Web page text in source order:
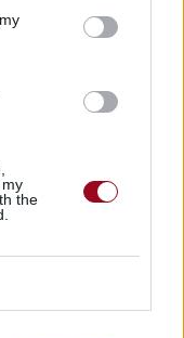
the
chez